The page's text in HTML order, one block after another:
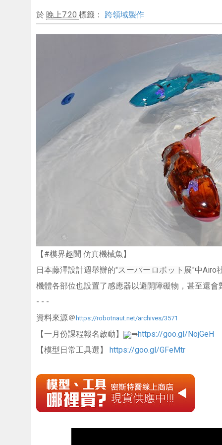
於 晚上7:20 標籤： 跨領域製作
【#模界趣聞 仿真機械魚】
日本藤澤設計週舉辦的"スーパーロボット展"中Airo
機體各部位也設置了感應器以避開障礙物，甚至還
- - -
資料來源＠ https://robotnaut.net/archives/3571
【一月份課程報名啟動】 ➡https://goo.gl/NojGeH
【模型日常工具選】 https://goo.gl/GFeMtr